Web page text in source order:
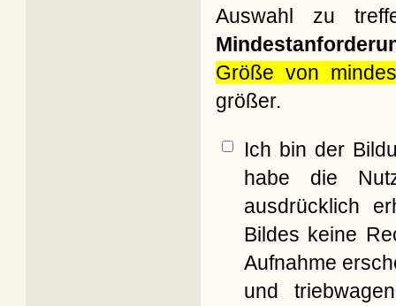
Auswahl zu
Größe von
größer.
Ich bin der
habe die
ausdrücklich
Bildes keine
Aufnahme
und